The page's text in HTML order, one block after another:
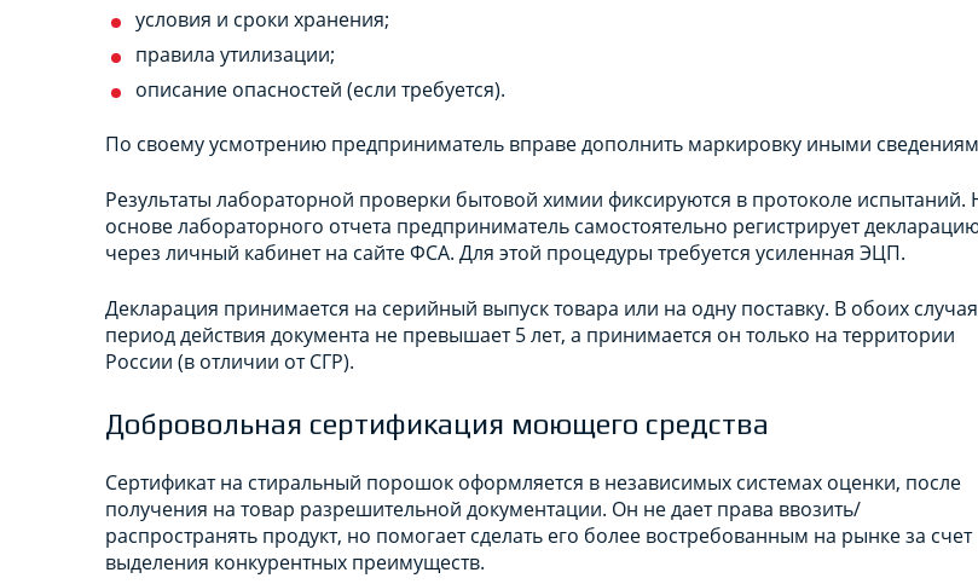
условия и сроки хранения;
правила утилизации;
описание опасностей (если требуется).
По своему усмотрению предприниматель вправе дополнить маркировку иными
Результаты лабораторной проверки бытовой химии фиксируются в протоколе испытаний.
основе лабораторного отчета предприниматель самостоятельно регистрирует
через личный кабинет на сайте ФСА. Для этой процедуры требуется усиленная ЭЦП.
Декларация принимается на серийный выпуск товара или на одну поставку. В обоих
период действия документа не превышает 5 лет, а принимается он только на территории
России (в отличии от СГР).
Добровольная сертификация моющего средства
Сертификат на стиральный порошок оформляется в независимых системах оценки, после
получения на товар разрешительной документации. Он не дает права ввозить/
распространять продукт, но помогает сделать его более востребованным на рынке за счет
выделения конкурентных преимуществ.